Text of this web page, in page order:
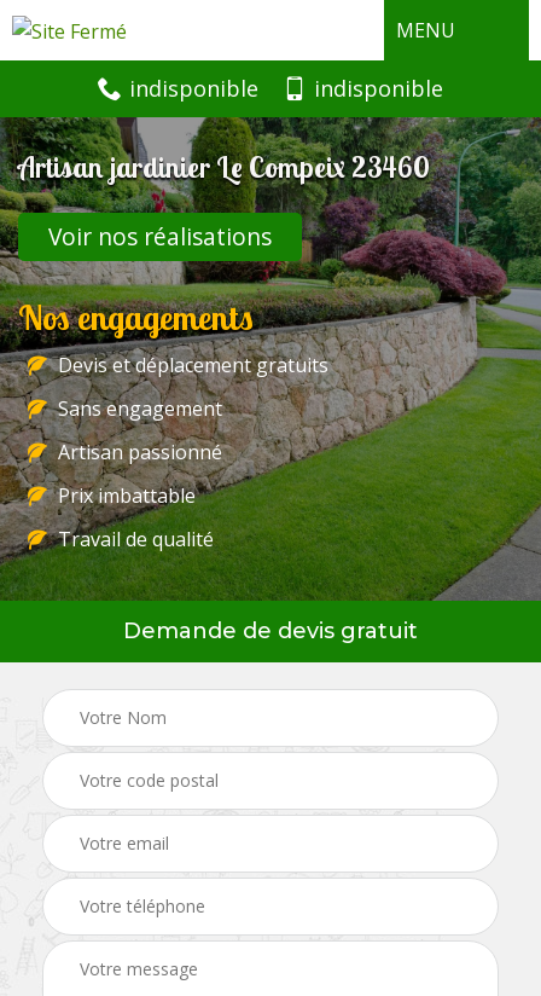
MENU
indisponible indisponible
Artisan jardinier Le Compeix 23460
Voir nos réalisations
Nos engagements
Devis et déplacement gratuits
Sans engagement
Artisan passionné
Prix imbattable
Travail de qualité
Demande de devis gratuit